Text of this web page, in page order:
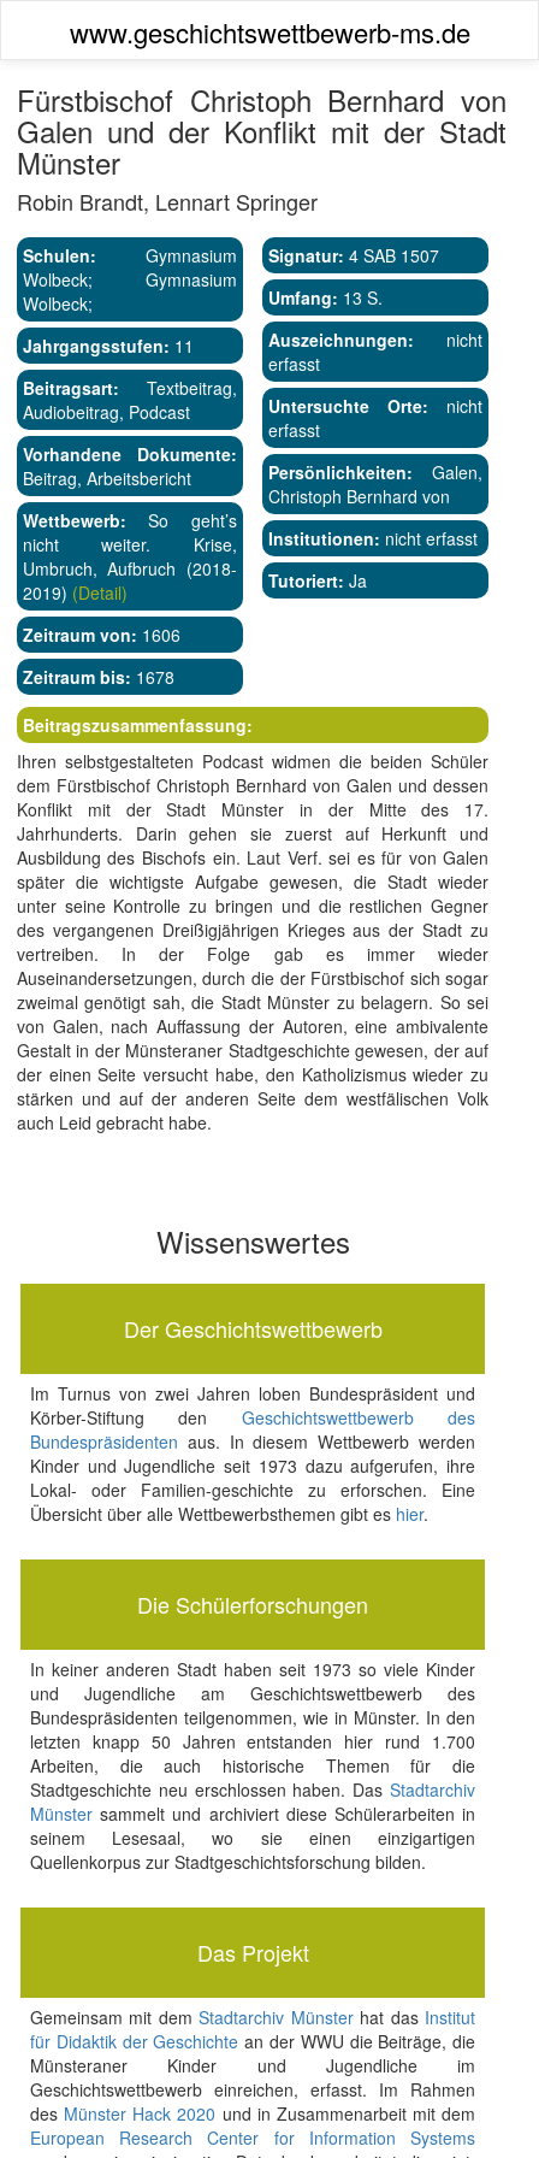
www.geschichtswettbewerb-ms.de
Fürstbischof Christoph Bernhard von
Galen und der Konflikt mit der Stadt
Münster
Robin Brandt, Lennart Springer
Schulen: Gymnasium
Wolbeck; Gymnasium
Wolbeck;
Jahrgangsstufen: 11
Beitragsart: Textbeitrag,
Audiobeitrag, Podcast
Vorhandene Dokumente:
Beitrag, Arbeitsbericht
Wettbewerb: So geht’s
nicht weiter. Krise,
Umbruch, Aufbruch (2018-
2019) (Detail)
Zeitraum von: 1606
Zeitraum bis: 1678
Signatur: 4 SAB 1507
Umfang: 13 S.
Auszeichnungen: nicht
erfasst
Untersuchte Orte: nicht
erfasst
Persönlichkeiten: Galen,
Christoph Bernhard von
Institutionen: nicht erfasst
Tutoriert: Ja
Beitragszusammenfassung:
Ihren selbstgestalteten Podcast widmen die beiden Schüler
dem Fürstbischof Christoph Bernhard von Galen und dessen
Konflikt mit der Stadt Münster in der Mitte des 17.
Jahrhunderts. Darin gehen sie zuerst auf Herkunft und
Ausbildung des Bischofs ein. Laut Verf. sei es für von Galen
später die wichtigste Aufgabe gewesen, die Stadt wieder
unter seine Kontrolle zu bringen und die restlichen Gegner
des vergangenen Dreißigjährigen Krieges aus der Stadt zu
vertreiben. In der Folge gab es immer wieder
Auseinandersetzungen, durch die der Fürstbischof sich sogar
zweimal genötigt sah, die Stadt Münster zu belagern. So sei
von Galen, nach Auffassung der Autoren, eine ambivalente
Gestalt in der Münsteraner Stadtgeschichte gewesen, der auf
der einen Seite versucht habe, den Katholizismus wieder zu
stärken und auf der anderen Seite dem westfälischen Volk
auch Leid gebracht habe.
Wissenswertes
Der Geschichtswettbewerb
Im Turnus von zwei Jahren loben Bundespräsident und
Körber-Stiftung den Geschichtswettbewerb des
Bundespräsidenten aus. In diesem Wettbewerb werden
Kinder und Jugendliche seit 1973 dazu aufgerufen, ihre
Lokal- oder Familien-geschichte zu erforschen. Eine
Übersicht über alle Wettbewerbsthemen gibt es hier.
Die Schülerforschungen
In keiner anderen Stadt haben seit 1973 so viele Kinder
und Jugendliche am Geschichtswettbewerb des
Bundespräsidenten teilgenommen, wie in Münster. In den
letzten knapp 50 Jahren entstanden hier rund 1.700
Arbeiten, die auch historische Themen für die
Stadtgeschichte neu erschlossen haben. DasStadtarchiv
Münstersammelt und archiviert diese Schülerarbeiten in
seinem Lesesaal, wo sie einen einzigartigen
Quellenkorpus zur Stadtgeschichtsforschung bilden.
Das Projekt
Gemeinsam mit demStadtarchiv Münsterhat das Institut
für Didaktik der Geschichte an der WWU die Beiträge, die
Münsteraner Kinder und Jugendliche im
Geschichtswettbewerb einreichen, erfasst. Im Rahmen
des Münster Hack 2020 und in Zusammenarbeit mit dem
European Research Center for Information Systems